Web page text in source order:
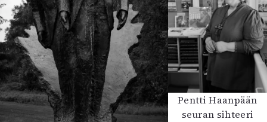
Pentti Haanpään
seuran sihteeri